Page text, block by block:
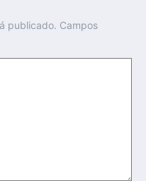
publicado. Campos